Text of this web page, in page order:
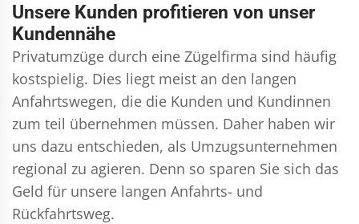
Unsere Kunden profitieren von unser
Kundennähe
Privatumzüge durch eine Zügelfirma sind häufig
kostspielig. Dies liegt meist an den langen
Anfahrtswegen, die die Kunden und Kundinnen
zum teil übernehmen müssen. Daher haben wir
uns dazu entschieden, als Umzugsunternehmen
regional zu agieren. Denn so sparen Sie sich das
Geld für unsere langen Anfahrts- und
Rückfahrtsweg.